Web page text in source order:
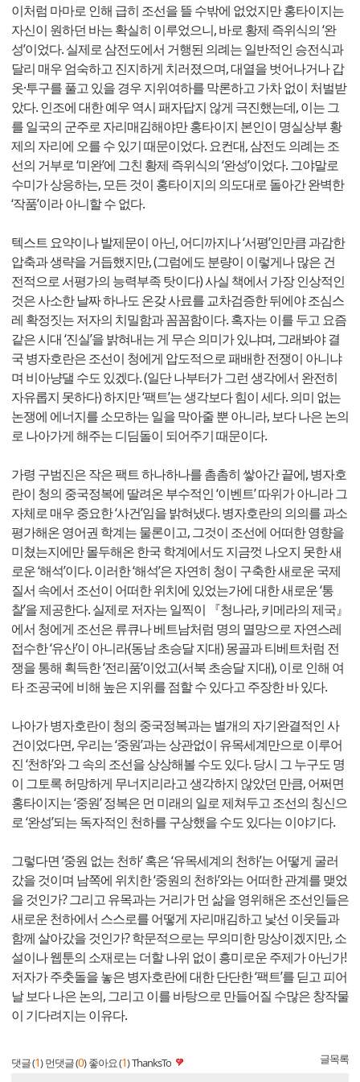
이처럼 마마로 인해 급히 조선을 뜰 수밖에 없었지만 홍타이지는
자신이 원하던 바는 확실히 이루었으니, 바로 황제 즉위식의 ‘완
성’이었다. 실제로 삼전도에서 거행된 의례는 일반적인 승전식과
달리 매우 엄숙하고 진지하게 치러졌으며, 대열을 벗어나거나 갑
옷·투구를 풀고 있을 경우 지위여하를 막론하고 가차 없이 처벌받
았다. 인조에 대한 예우 역시 패자답지 않게 극진했는데, 이는 그
를 일국의 군주로 자리매김해야만 홍타이지 본인이 명실상부 황
제의 자리에 오를 수 있기 때문이었다. 요컨대, 삼전도 의례는 조
선의 거부로 ‘미완’에 그친 황제 즉위식의 ‘완성’이었다. 그야말로
수미가 상응하는, 모든 것이 홍타이지의 의도대로 돌아간 완벽한
‘작품’이라 아니할 수 없다.
텍스트 요약이나 발제문이 아닌, 어디까지나 ‘서평’인만큼 과감한
압축과 생략을 거듭했지만, (그럼에도 분량이 이렇게나 많은 건
전적으로 서평가의 능력부족 탓이다) 사실 책에서 가장 인상적인
것은 사소한 날짜 하나도 온갖 사료를 교차검증한 뒤에야 조심스
레 확정짓는 저자의 치밀함과 꼼꼼함이다. 혹자는 이를 두고 요즘
같은 시대 ‘진실’을 밝혀내는 게 무슨 의미가 있냐며, 그래봐야 결
국 병자호란은 조선이 청에게 압도적으로 패배한 전쟁이 아니냐
며 비아냥댈 수도 있겠다. (일단 나부터가 그런 생각에서 완전히
자유롭지 못하다) 하지만 ‘팩트’는 생각보다 힘이 세다. 의미 없는
논쟁에 에너지를 소모하는 일을 막아줄 뿐 아니라, 보다 나은 논의
로 나아가게 해주는 디딤돌이 되어주기 때문이다.
가령 구범진은 작은 팩트 하나하나를 촘촘히 쌓아간 끝에, 병자호
란이 청의 중국정복에 딸려온 부수적인 ‘이벤트’ 따위가 아니라 그
자체로 매우 중요한 ‘사건’임을 밝혀냈다. 병자호란의 의의를 과소
평가해온 영어권 학계는 물론이고, 그것이 조선에 어떠한 영향을
미쳤는지에만 몰두해온 한국 학계에서도 지금껏 나오지 못한 새
로운 ‘해석’이다. 이러한 ‘해석’은 자연히 청이 구축한 새로운 국제
질서 속에서 조선이 어떠한 위치에 있었는가에 대한 새로운 ‘통
찰’을 제공한다. 실제로 저자는 일찍이 『청나라, 키메라의 제국』
에서 청에게 조선은 류큐나 베트남처럼 명의 멸망으로 자연스레
접수한 ‘유산’이 아니라(동남 초승달 지대) 몽골과 티베트처럼 전
쟁을 통해 획득한 ‘전리품’이었고(서북 초승달 지대), 이로 인해 여
타 조공국에 비해 높은 지위를 점할 수 있다고 주장한 바 있다.
나아가 병자호란이 청의 중국정복과는 별개의 자기완결적인 사
건이었다면, 우리는 ‘중원’과는 상관없이 유목세계만으로 이루어
진 ‘천하’와 그 속의 조선을 상상해볼 수도 있다. 당시 그 누구도 명
이 그토록 허망하게 무너지리라고 생각하지 않았던 만큼, 어쩌면
홍타이지는 ‘중원’ 정복은 먼 미래의 일로 제쳐두고 조선의 칭신으
로 ‘완성’되는 독자적인 천하를 구상했을 수도 있다는 이야기다.
그렇다면 ‘중원 없는 천하’ 혹은 ‘유목세계의 천하’는 어떻게 굴러
갔을 것이며 남쪽에 위치한 ‘중원의 천하’와는 어떠한 관계를 맺었
을 것인가? 그리고 유목과는 거리가 먼 삶을 영위해온 조선인들은
새로운 천하에서 스스로를 어떻게 자리매김하고 낯선 이웃들과
함께 살아갔을 것인가? 학문적으로는 무의미한 망상이겠지만, 소
설이나 웹툰의 소재로는 더할 나위 없이 흥미로운 주제가 아닌가!
저자가 주춧돌을 놓은 병자호란에 대한 단단한 ‘팩트’를 딛고 피어
날 보다 나은 논의, 그리고 이를 바탕으로 만들어질 수많은 창작물
이 기다려지는 이유다.
댓글 (1) 먼댓글 (0) 좋아요 (1)ThanksTo 글목록